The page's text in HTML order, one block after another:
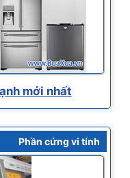
mới nhất
Phần cứng vi tính